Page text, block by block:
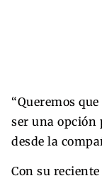
“Queremos
ser una opción
desde la
Con su